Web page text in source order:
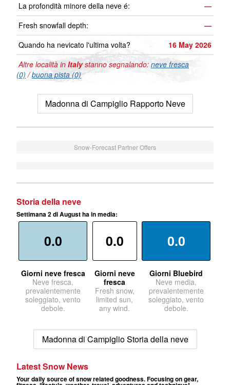
La profondità minore della neve é:
—
Fresh snowfall depth:
—
Quando ha nevicato l'ultima volta?
16 May 2026
Altre località in Italystanno segnalando: neve fresca
(0) /buona pista (0)
Madonna di Campiglio Rapporto Neve
Snow-Forecast Partner Offers
Storia della neve
Settimana 2 di August ha in media:
0.0
Giorni neve fresca
Neve fresca,
prevalentemente
soleggiato, vento
debole.
0.0
Giorni neve
fresca
Fresh snow,
limited sun,
any wind.
0.0
Giorni Bluebird
Neve media,
prevalentemente
soleggiato, vento
debole.
Madonna di Campiglio Storia della neve